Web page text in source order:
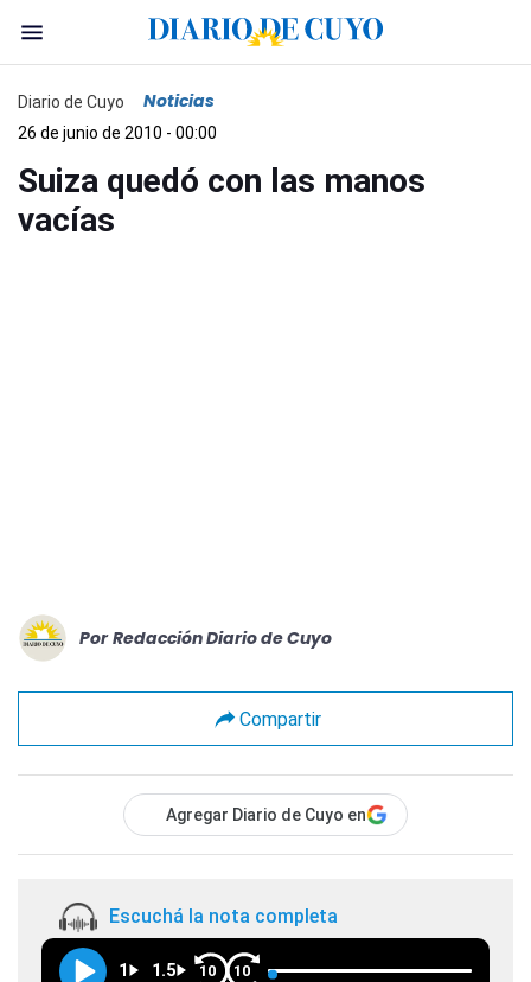
Diario de Cuyo Noticias
26 de junio de 2010 - 00:00
Suiza quedó con las manos
vacías
Por Redacción Diario de Cuyo
Compartir
Agregar Diario de Cuyo en
Escuchá la nota completa
1 1.5 10 10